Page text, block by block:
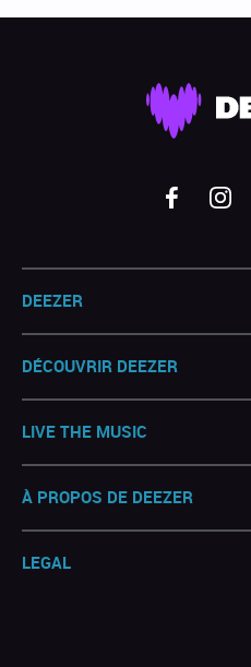
DEEZER
DÉCOUVRIR DEEZER
LIVE THE MUSIC
À PROPOS DE DEEZER
LEGAL